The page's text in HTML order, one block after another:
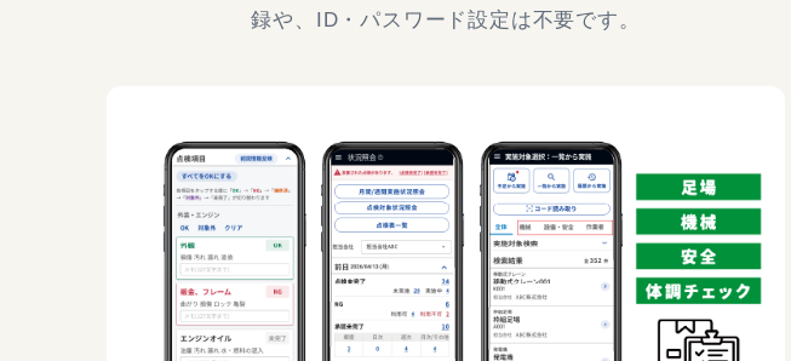
録や、ID・パスワード設定は不要です。